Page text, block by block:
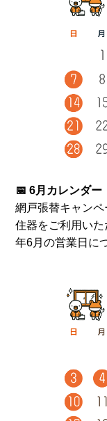
📅 6月カレンダー
網戸張替キャン
住器をご利用い
年6月の営業日に